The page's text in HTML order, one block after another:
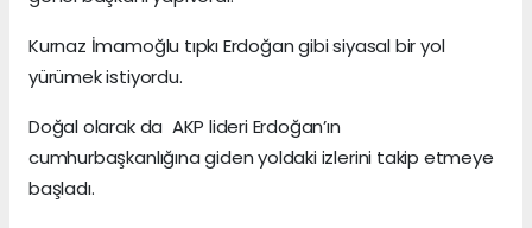
Kurnaz İmamoğlu tıpkı Erdoğan gibi siyasal bir yol
yürümek istiyordu.
Doğal olarak da AKP lideri Erdoğan’ın
cumhurbaşkanlığına giden yoldaki izlerini takip etmeye
başladı.